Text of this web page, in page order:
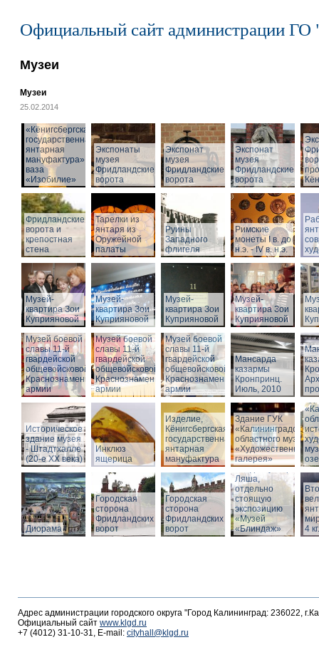
Официальный сайт администрации ГО
Музеи
Музеи
25.02.2014
«Кёнигсбергская
государственная
янтарная
мануфактура» -
ваза
«Изобилие»
Экспонаты
музея
Фридландские
ворота
Экспонат
музея
Фридландские
ворота
Экспонат
музея
Фридландские
ворота
Фридландские
ворота и
крепостная
стена
Тарелки из
янтаря из
Оружейной
палаты
Руины
Западного
флигеля
Римские
монеты I в. до
н.э. - IV в. н.э.
Музей-
квартира Зои
Куприяновой
Музей-
квартира Зои
Куприяновой
Музей-
квартира Зои
Куприяновой
Музей-
квартира Зои
Куприяновой
Музей боевой
славы 11-й
гвардейской
общевойсковой
Краснознаменной
армии
Музей боевой
славы 11-й
гвардейской
общевойсковой
Краснознаменной
армии
Музей боевой
славы 11-й
гвардейской
общевойсковой
Краснознаменной
армии
Мансарда
казармы
Кронпринц.
Июль, 2010
Историческое
здание музея
- Штадтхалле
(20-е XX века)
Инклюз
ящерица
Изделие,
Кёнигсбергская
государственная
янтарная
мануфактура
Здание ГУК
«Калининградского
областного музея
«Художественная
галерея»
Диорама
Городская
сторона
Фридландских
ворот
Городская
сторона
Фридландских
ворот
Вход в бункер
Ляша,
отдельно
стоящую
экспозицию
«Музей
«Блиндаж»
4
Адрес администрации городского округа "Город Калининград: 236022,
Официальный сайт www.klgd.ru
+7 (4012) 31-10-31, E-mail: cityhall@klgd.ru